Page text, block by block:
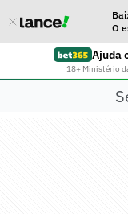
O
Ajuda
18+ Ministério